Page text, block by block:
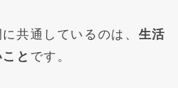
共通しているのは、 生活
と です。